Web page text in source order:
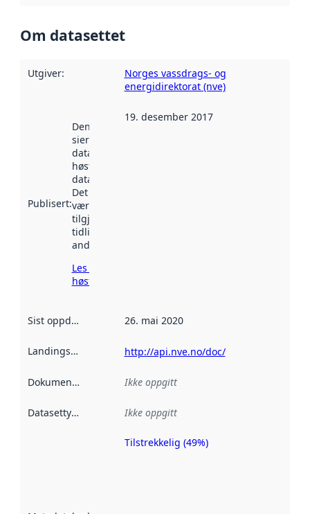
Om datasettet
Utgiver:
Norges vassdrags- og
energidirektorat (nve)
Publisert:
Denne datoen
sier når
datasettet ble
høstet av
data.norge.no.
Det kan ha
vært
tilgjengelig
tidligere
andre steder.
Les mer om
høsting her
19. desember 2017
Sist oppdatert 26. mai 2020
Landingsside http://api.nve.no/doc/
Dokumentasjon Ikke oppgitt
Datasettype Ikke oppgitt
Metadatakvalitet
Tilstrekkelig (49%)